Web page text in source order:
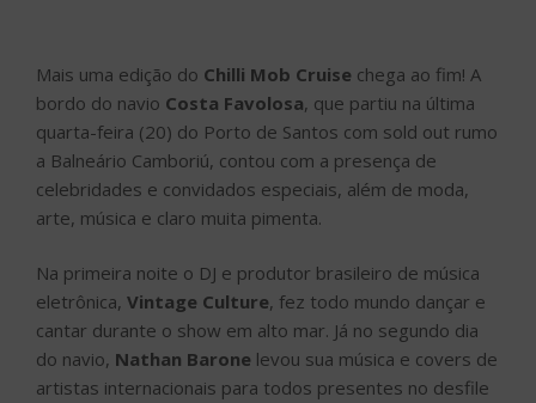
Mais uma edição do Chilli Mob Cruise chega ao fim! A
bordo do navio Costa Favolosa, que partiu na última
quarta-feira (20) do Porto de Santos com sold out rumo
a Balneário Camboriú, contou com a presença de
celebridades e convidados especiais, além de moda,
arte, música e claro muita pimenta.
Na primeira noite o DJ e produtor brasileiro de música
eletrônica, Vintage Culture, fez todo mundo dançar e
cantar durante o show em alto mar. Já no segundo dia
do navio, Nathan Barone levou sua música e covers de
artistas internacionais para todos presentes no desfile